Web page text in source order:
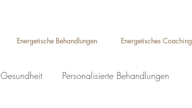
Energetische Behandlungen Energetisches Coaching
Gesundheit Personalisierte Behandlungen